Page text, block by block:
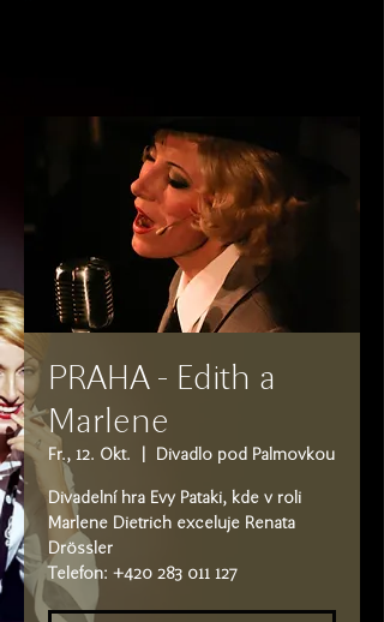
PRAHA - Edith a
Marlene
Fr., 12. Okt. Divadlo pod Palmovkou
Divadelní hra Evy Pataki, kde v roli
Marlene Dietrich exceluje Renata
Drössler
Telefon: +420 283 011 127